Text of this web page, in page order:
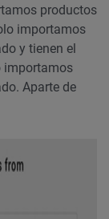
productos
importamos
y tienen el
importamos
Aparte de